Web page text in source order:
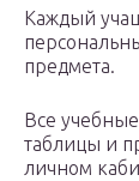
Каждый
предмета.
Все
таблицы и
личном